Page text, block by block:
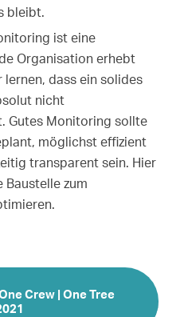
bleibt.
ist eine
Organisation erhebt
dass ein solides
nicht
Gutes Monitoring sollte
möglichst effizient
transparent sein. Hier
Baustelle zum
Crew | One Tree